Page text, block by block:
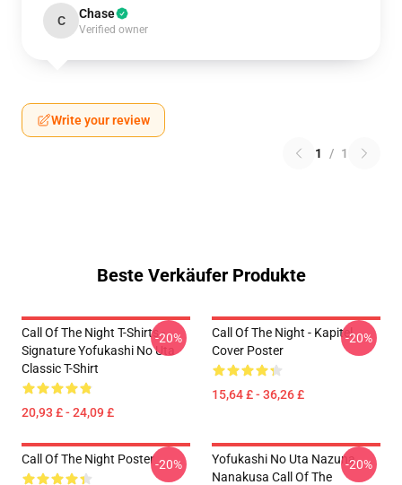
C Chase
Verified owner
Write your review
1 / 1
Beste Verkäufer Produkte
Call Of The Night T-Shirts -
Signature Yofukashi No Uta
Classic T-Shirt
20,93 £ - 24,09 £
-20%
Call Of The Night - Kapitel
Cover Poster
15,64 £ - 36,26 £
-20%
Call Of The Night Poster-20%
Yofukashi No Uta Nazuna
Nanakusa Call Of The
-20%